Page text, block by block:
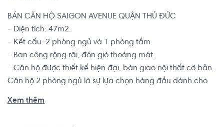
BÁN CĂN HỘ SAIGON AVENUE QUẬN THỦ ĐỨC
- Diện tích: 47m2.
- Kết cấu: 2 phòng ngủ và 1 phòng tắm.
- Ban công rộng rãi, đón gió thoáng mát.
- Căn hộ được thiết kế hiện đại, bàn giao nội thất cơ bản.
Căn hộ 2 phòng ngủ là sự lựa chọn hàng đầu dành cho
Xem thêm